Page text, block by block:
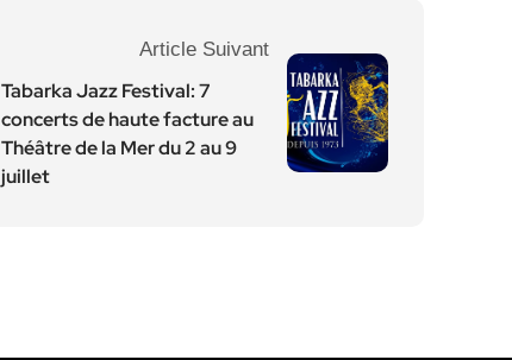
Article Suivant
Tabarka Jazz Festival: 7
concerts de haute facture au
Théâtre de la Mer du 2 au 9
juillet